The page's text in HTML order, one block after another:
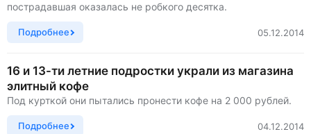
пострадавшая оказалась не робкого десятка.
Подробнее 05.12.2014
16 и 13-ти летние подростки украли из магазина
элитный кофе
Под курткой они пытались пронести кофе на 2 000 рублей.
Подробнее 04.12.2014